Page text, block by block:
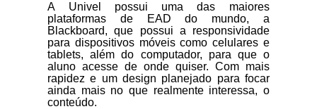
A Univel possui uma das maiores
plataformas de EAD do mundo, a
Blackboard, que possui a responsividade
para dispositivos móveis como celulares e
tablets, além do computador, para que o
aluno acesse de onde quiser. Com mais
rapidez e um design planejado para focar
ainda mais no que realmente interessa, o
conteúdo.